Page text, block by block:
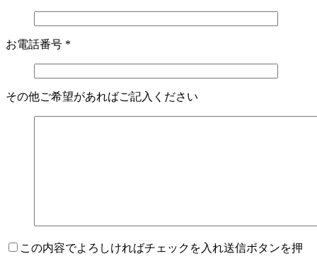
お電話番号 *
その他ご希望があればご記入ください
この内容でよろしければチェックを入れ送信ボタンを押